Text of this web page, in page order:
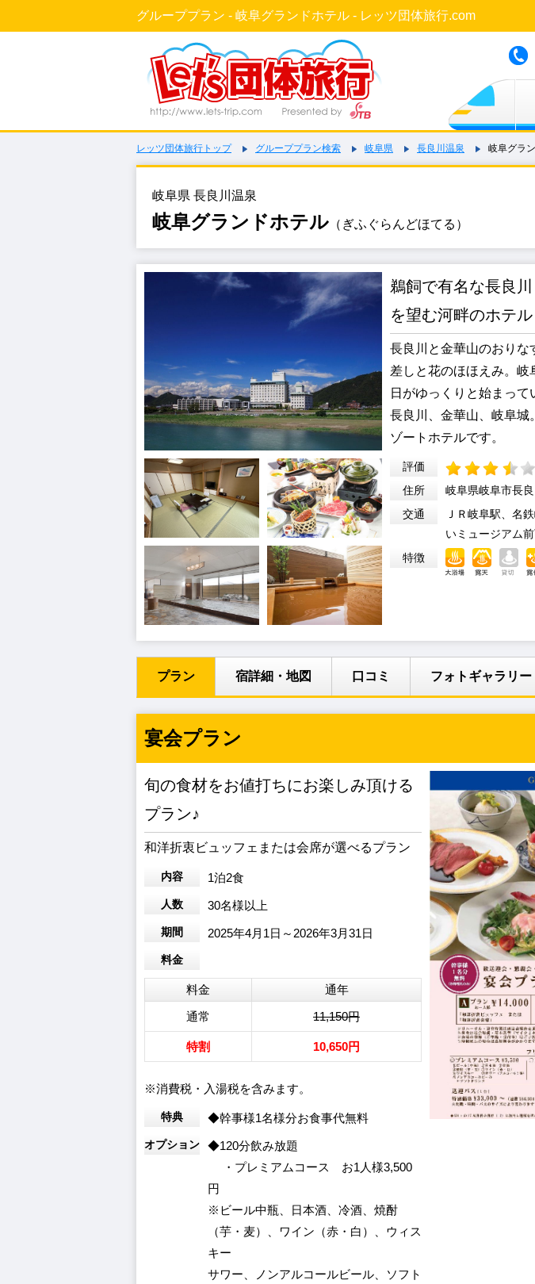
グループプラン - 岐阜グランドホテル - レッツ団体旅行.com
レッツ団体旅行トップ グループプラン検索 岐阜県 長良川温泉 岐阜グラ
岐阜県 長良川温泉
岐阜グランドホテル （ぎふぐらんどほてる）
鵜飼で有名な長良
を望む河畔のホテル
長良川と金華山のおりな
差しと花のほほえみ。岐
日がゆっくりと始まって
長良川、金華山、岐阜城
ゾートホテルです。
評価
住所
岐阜県岐阜市長
交通
ＪＲ岐阜駅、名
いミュージアム
特徴
プラン 宿詳細・地図 口コミ フォトギャラリー
宴会プラン
旬の食材をお値打ちにお楽しみ頂ける
プラン♪
和洋折衷ビュッフェまたは会席が選べるプラン
内容 1泊2食
人数 30名様以上
期間 2025年4月1日～2026年3月31日
料金
料金
通年
通常
11,150円
特割 10,650円
※消費税・入湯税を含みます。
特典 ◆幹事様1名様分お食事代無料
オプション
◆120分飲み放題
・プレミアムコース お1人様3,500
円
※ビール中瓶、日本酒、冷酒、焼酎
（芋・麦）、ワイン（赤・白）、ウィス
キー
サワー、ノンアルコールビール、ソフト